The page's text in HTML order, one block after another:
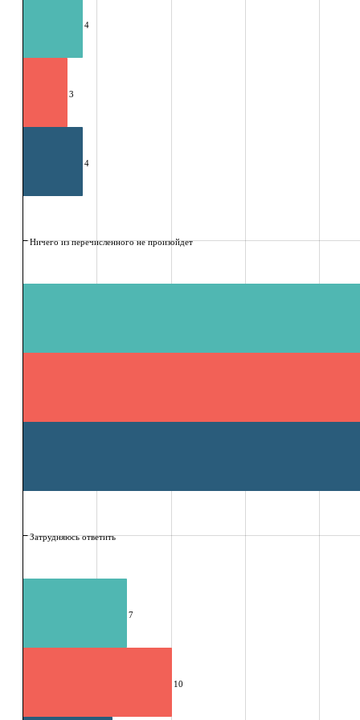
4
7
3
10
4
Ничего из перечисленного не произойдет
Затрудняюсь ответить